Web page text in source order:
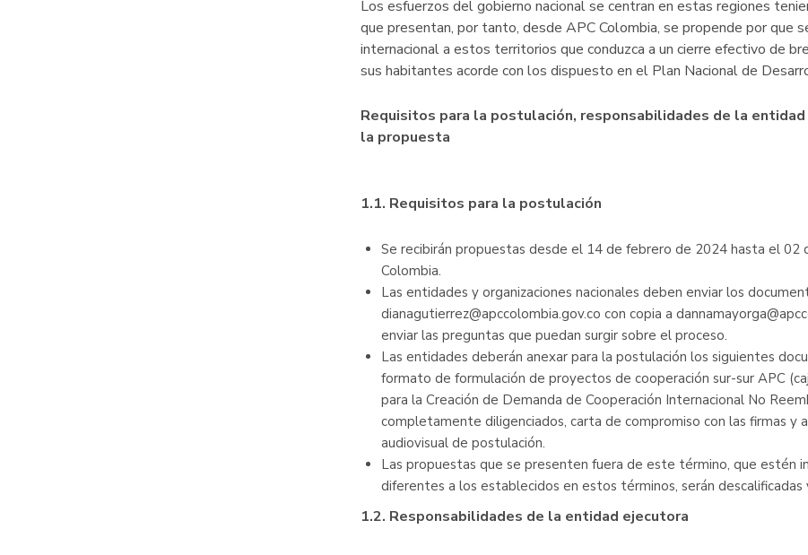
Los esfuerzos del gobierno nacional se centran en estas regiones
que presentan, por tanto, desde APC Colombia, se propende por que
internacional a estos territorios que conduzca a un cierre efectivo de
sus habitantes acorde con los dispuesto en el Plan Nacional de
Requisitos para la postulación, responsabilidades de la
la propuesta
1.1. Requisitos para la postulación
Se recibirán propuestas desde el 14 de febrero de 2024 hasta el 02
Colombia.
Las entidades y organizaciones nacionales deben enviar los
dianagutierrez@apccolombia.gov.co con copia a
enviar las preguntas que puedan surgir sobre el proceso.
Las entidades deberán anexar para la postulación los siguientes
formato de formulación de proyectos de cooperación sur-sur APC
para la Creación de Demanda de Cooperación Internacional No
completamente diligenciados, carta de compromiso con las firmas y
audiovisual de postulación.
Las propuestas que se presenten fuera de este término, que estén
diferentes a los establecidos en estos términos, serán descalificadas
1.2. Responsabilidades de la entidad ejecutora